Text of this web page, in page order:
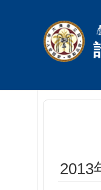
2013